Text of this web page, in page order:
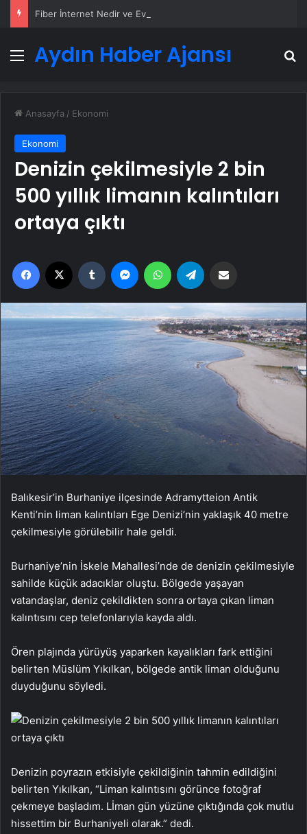
Fiber İnternet Nedir ve Ev İnterneti Nasıl Seçilir
Menü
Aydın Haber Ajansı
Anasayfa / Ekonomi
Ekonomi
Denizin çekilmesiyle 2 bin
500 yıllık limanın kalıntıları
ortaya çıktı
Facebook Tumblr MessengerWhatsApp
Balıkesir’in Burhaniye ilçesinde Adramytteion Antik
Kenti’nin liman kalıntıları Ege Denizi’nin yaklaşık 40 metre
çekilmesiyle görülebilir hale geldi.
Burhaniye’nin İskele Mahallesi’nde de denizin çekilmesiyle
sahilde küçük adacıklar oluştu. Bölgede yaşayan
vatandaşlar, deniz çekildikten sonra ortaya çıkan liman
kalıntısını cep telefonlarıyla kayda aldı.
Ören plajında yürüyüş yaparken kayalıkları fark ettiğini
belirten Müslüm Yıkılkan, bölgede antik liman olduğunu
duyduğunu söyledi.
Denizin poyrazın etkisiyle çekildiğinin tahmin edildiğini
belirten Yıkılkan, “Liman kalıntısını görünce fotoğraf
çekmeye başladım. Lİman gün yüzüne çıktığında çok mutlu
hissettim bir Burhaniyeli olarak.” dedi.